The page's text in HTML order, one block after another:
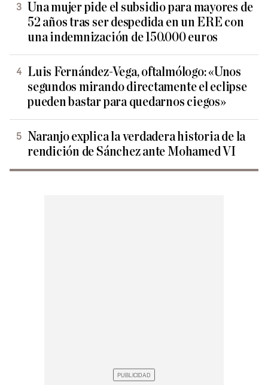
Una mujer pide el subsidio para mayores de
52 años tras ser despedida en un ERE con
una indemnización de 150.000 euros
Luis Fernández-Vega, oftalmólogo: «Unos
segundos mirando directamente el eclipse
pueden bastar para quedarnos ciegos»
Naranjo explica la verdadera historia de la
rendición de Sánchez ante Mohamed VI